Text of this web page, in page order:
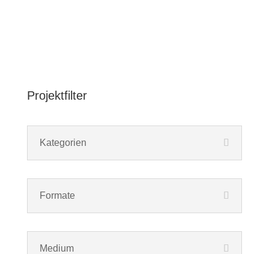
Projektfilter
Kategorien
Formate
Medium